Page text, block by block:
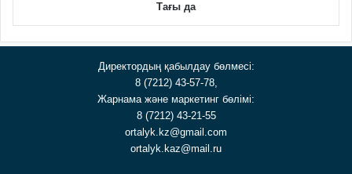
Тағы да
Директордың қабылдау бөлмесі:
8 (7212) 43-57-78,
Жарнама және маркетинг бөлімі:
8 (7212) 43-21-55
ortalyk.kz@gmail.com
ortalyk.kaz@mail.ru